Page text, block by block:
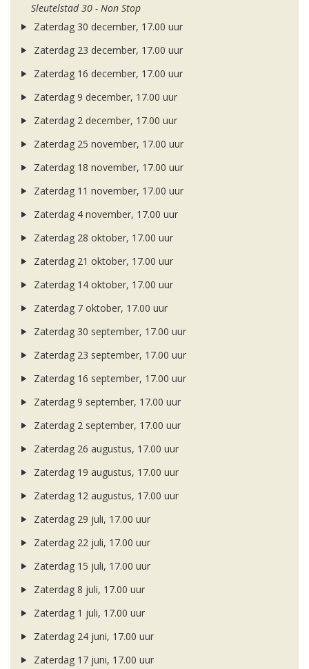
Sleutelstad 30 - Non Stop
Zaterdag 30 december, 17.00 uur
Zaterdag 23 december, 17.00 uur
Zaterdag 16 december, 17.00 uur
Zaterdag 9 december, 17.00 uur
Zaterdag 2 december, 17.00 uur
Zaterdag 25 november, 17.00 uur
Zaterdag 18 november, 17.00 uur
Zaterdag 11 november, 17.00 uur
Zaterdag 4 november, 17.00 uur
Zaterdag 28 oktober, 17.00 uur
Zaterdag 21 oktober, 17.00 uur
Zaterdag 14 oktober, 17.00 uur
Zaterdag 7 oktober, 17.00 uur
Zaterdag 30 september, 17.00 uur
Zaterdag 23 september, 17.00 uur
Zaterdag 16 september, 17.00 uur
Zaterdag 9 september, 17.00 uur
Zaterdag 2 september, 17.00 uur
Zaterdag 26 augustus, 17.00 uur
Zaterdag 19 augustus, 17.00 uur
Zaterdag 12 augustus, 17.00 uur
Zaterdag 29 juli, 17.00 uur
Zaterdag 22 juli, 17.00 uur
Zaterdag 15 juli, 17.00 uur
Zaterdag 8 juli, 17.00 uur
Zaterdag 1 juli, 17.00 uur
Zaterdag 24 juni, 17.00 uur
Zaterdag 17 juni, 17.00 uur